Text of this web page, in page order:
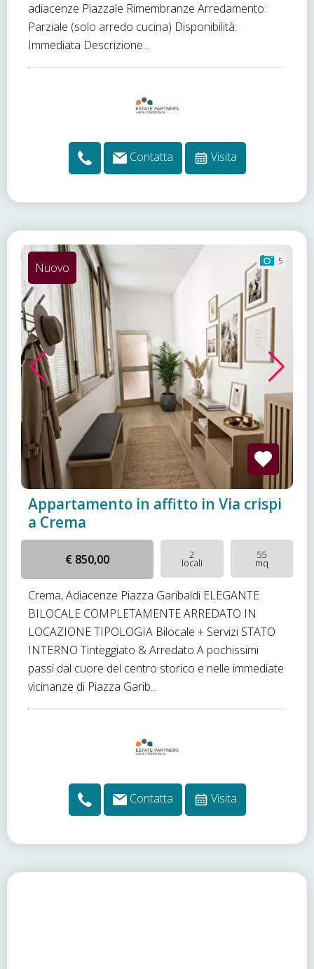
adiacenze Piazzale Rimembranze Arredamento:
Parziale (solo arredo cucina) Disponibilità:
Immediata Descrizione...
Contatta Visita
5
Nuovo
Appartamento in affitto in Via crispi
a Crema
€ 850,00 2
locali
55
mq
Crema, Adiacenze Piazza Garibaldi ELEGANTE
BILOCALE COMPLETAMENTE ARREDATO IN
LOCAZIONE TIPOLOGIA Bilocale + Servizi STATO
INTERNO Tinteggiato & Arredato A pochissimi
passi dal cuore del centro storico e nelle immediate
vicinanze di Piazza Garib...
Contatta Visita